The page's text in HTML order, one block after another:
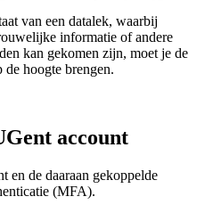
van een datalek, waarbij
informatie of andere
kan gekomen zijn, moet je de
hoogte brengen.
account
en de daaraan gekoppelde
(MFA).